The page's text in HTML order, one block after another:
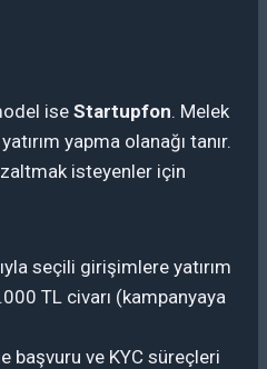
iseStartupfon. Melek
yapma olanağı tanır.
isteyenler için
seçili girişimlere yatırım
TL civarı (kampanyaya
başvuru ve KYC süreçleri